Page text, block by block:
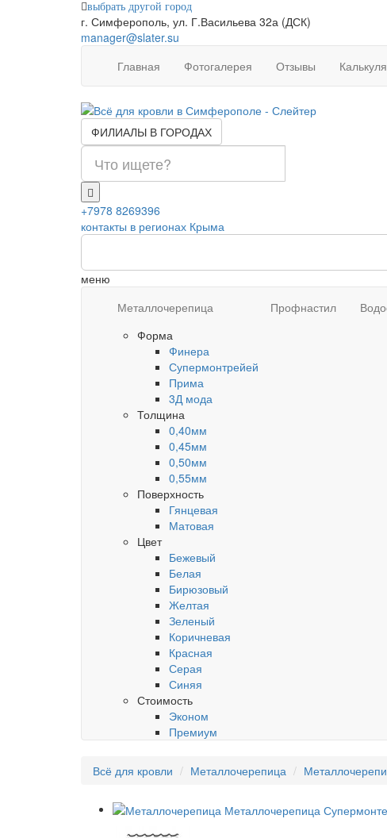
выбрать другой город
г. Симферополь, ул. Г.Васильева 32а (ДСК)
manager@slater.su
Главная
Фотогалерея Отзывы
ФИЛИАЛЫ В ГОРОДАХ
+7978 8269396
контакты в регионах Крыма
меню
Металлочерепица
Форма
Финера
Супермонтрейей
Прима
3Д мода
Толщина
0,40мм
0,45мм
0,50мм
0,55мм
Поверхность
Гянцевая
Матовая
Цвет
Бежевый
Белая
Бирюзовый
Желтая
Зеленый
Коричневая
Красная
Серая
Синяя
Стоимость
Эконом
Премиум
Профнастил
Всё для кровли Металлочерепица